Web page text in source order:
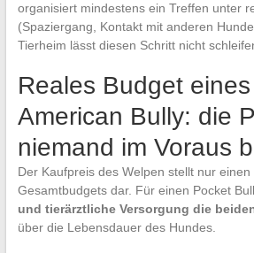
organisiert mindestens ein Treffen unter
(Spaziergang, Kontakt mit anderen
Tierheim lässt diesen Schritt nicht
Reales Budget
American Bully: die
niemand im Voraus
Der Kaufpreis des Welpen stellt nur
Gesamtbudgets dar. Für einen Pocket
und tierärztliche Versorgung die
über die Lebensdauer des Hundes.